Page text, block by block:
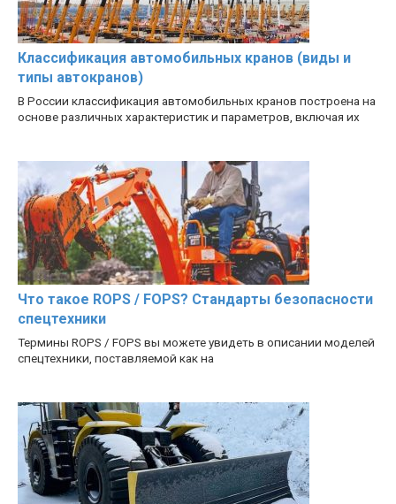
Классификация автомобильных кранов (виды и
типы автокранов)
В России классификация автомобильных кранов построена на
основе различных характеристик и параметров, включая их
Что такое ROPS / FOPS? Стандарты безопасности
спецтехники
Термины ROPS / FOPS вы можете увидеть в описании моделей
спецтехники, поставляемой как на